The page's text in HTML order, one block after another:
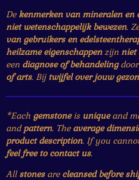
Dekenmerken van mineralen en
niet wetenschappelijk bewezen.
van gebruikers en
heilzame eigenschappenzijn niet
een diagnose of behandelingdoor
of arts. Bijtwijfel over jouw
*Each gemstoneis uniqueand
andpattern. The average
product description. If you
feel free to contact us.
Allstonesare cleansed before